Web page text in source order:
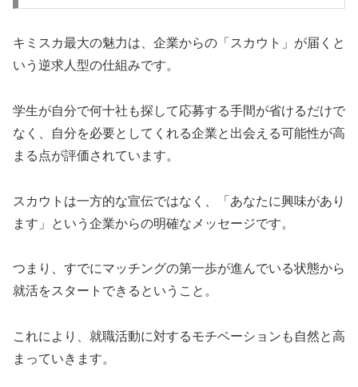
キミスカ最大の魅力は、企業からの「スカウト」が届くと
いう逆求人型の仕組みです。
学生が自分で何十社も探して応募する手間が省けるだけで
なく、自分を必要としてくれる企業と出会える可能性が高
まる点が評価されています。
スカウトは一方的な宣伝ではなく、「あなたに興味があり
ます」という企業からの明確なメッセージです。
つまり、すでにマッチングの第一歩が進んでいる状態から
就活をスタートできるということ。
これにより、就職活動に対するモチベーションも自然と高
まっていきます。